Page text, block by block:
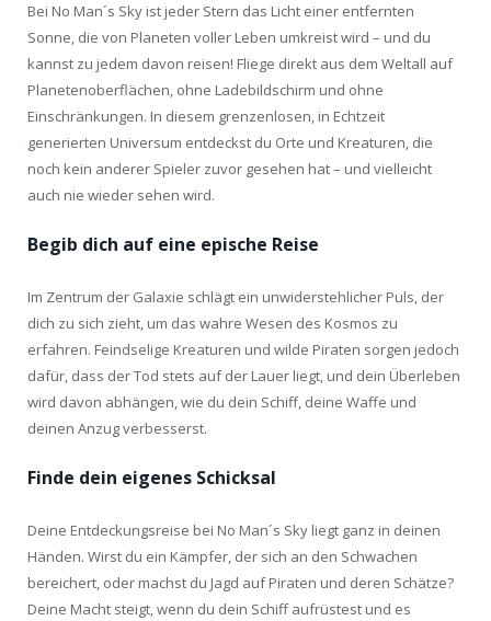
Bei No Man´s Sky ist jeder Stern das Licht einer entfernten
Sonne, die von Planeten voller Leben umkreist wird – und du
kannst zu jedem davon reisen! Fliege direkt aus dem Weltall auf
Planetenoberflächen, ohne Ladebildschirm und ohne
Einschränkungen. In diesem grenzenlosen, in Echtzeit
generierten Universum entdeckst du Orte und Kreaturen, die
noch kein anderer Spieler zuvor gesehen hat – und vielleicht
auch nie wieder sehen wird.
Begib dich auf eine epische Reise
Im Zentrum der Galaxie schlägt ein unwiderstehlicher Puls, der
dich zu sich zieht, um das wahre Wesen des Kosmos zu
erfahren. Feindselige Kreaturen und wilde Piraten sorgen jedoch
dafür, dass der Tod stets auf der Lauer liegt, und dein Überleben
wird davon abhängen, wie du dein Schiff, deine Waffe und
deinen Anzug verbesserst.
Finde dein eigenes Schicksal
Deine Entdeckungsreise bei No Man´s Sky liegt ganz in deinen
Händen. Wirst du ein Kämpfer, der sich an den Schwachen
bereichert, oder machst du Jagd auf Piraten und deren Schätze?
Deine Macht steigt, wenn du dein Schiff aufrüstest und es